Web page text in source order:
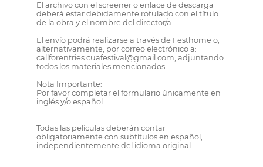
El archivo con el screener o enlace de descarga
deberá estar debidamente rotulado con el título
de la obra y el nombre del director/a.
El envío podrá realizarse a través de Festhome o,
alternativamente, por correo electrónico a:
callforentries.cuafestival@gmail.com, adjuntando
todos los materiales mencionados.
Nota Importante:
Por favor completar el formulario únicamente en
inglés y/o español.
Todas las películas deberán contar
obligatoriamente con subtítulos en español,
independientemente del idioma original.